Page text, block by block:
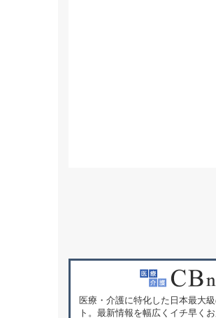
医療・介護に特化した日本最大
ト。最新情報を幅広くイチ早くお